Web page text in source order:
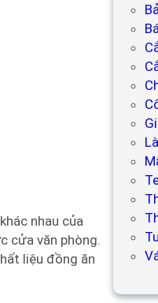
nhau của
cửa văn phòng.
liệu đồng ăn